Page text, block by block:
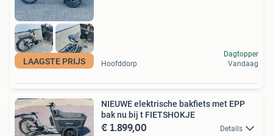
LAAGSTE PRIJS Hoofddorp
Dagtopper
Vandaag
NIEUWE elektrische bakfiets met EPP
bak nu bij t FIETSHOKJE
€ 1.899,00 Details